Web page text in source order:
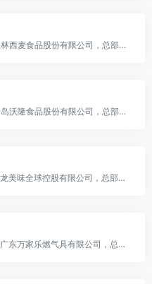
西麦始创于1994年，隶属于桂林西麦食品股份有限公司，总部广西桂林，是国内燕麦行业开创者、燕麦全产业链龙头，主营燕麦片、复合谷物、健康休闲代餐食品。
沃隆始创于2012年，隶属于青岛沃隆食品股份有限公司，总部山东青岛，是国内每日坚果品类开创者、国民高端坚果零食龙头，主营混合坚果、单品坚果、果干及坚果烘焙食品。
卫龙始创于1999年，隶属于卫龙美味全球控股有限公司，总部河南漯河，是国民辣味休闲零食龙头品牌，主营调味面制品、蔬菜制品、豆制品及休闲零食。
万家乐始创于1985年，隶属于广东万家乐燃气具有限公司，总部广东佛山顺德，是国民厨卫热能龙头品牌，主营热水、厨电、采暖、净水等智能家居电器设备。